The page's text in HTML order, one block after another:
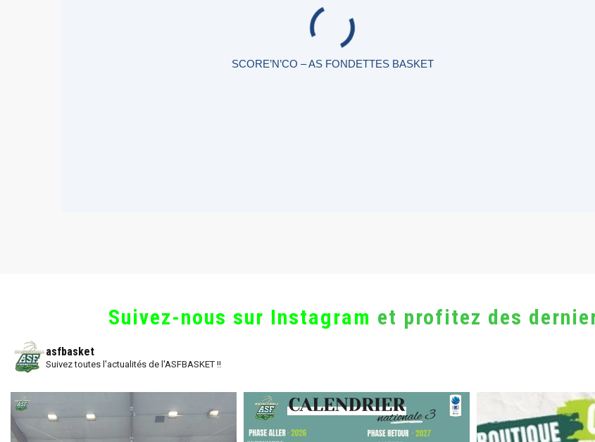
SCORE’N’CO – AS FONDETTES BASKET
Suivez-nous sur Instagram et profitez des
asfbasket
Suivez toutes l'actualités de l'ASFBASKET !!